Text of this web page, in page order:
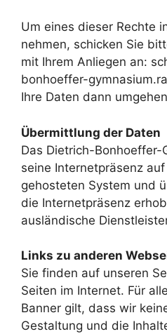
Um eines dieser Rechte
nehmen, schicken Sie
mit Ihrem Anliegen an:
bonhoeffer-
Ihre Daten dann
Übermittlung der Daten
Das Dietrich-
seine Internetpräsenz
gehosteten System und
die Internetpräsenz
ausländische
Links zu anderen
Sie finden auf unseren
Seiten im Internet. Für
Banner gilt, dass wir
Gestaltung und die